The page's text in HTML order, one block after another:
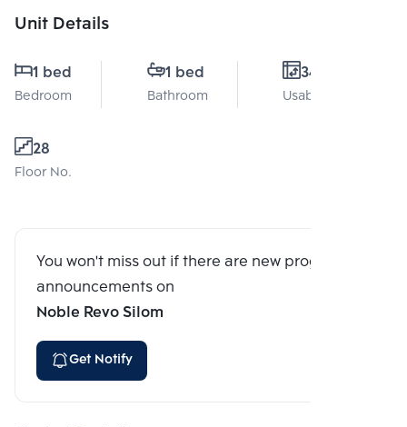
Unit Details
1 bed
Bedroom
1 bed
Bathroom
34 Sq.m.
Usable area
28
Floor No.
You won't miss out if there are new program
announcements on
Noble Revo Silom
Get Notify